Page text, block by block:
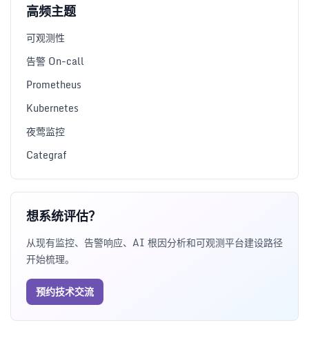
高频主题
可观测性
告警 On-call
Prometheus
Kubernetes
夜莺监控
Categraf
想系统评估？
从现有监控、告警响应、AI 根因分析和可观测平台建设路径
开始梳理。
预约技术交流